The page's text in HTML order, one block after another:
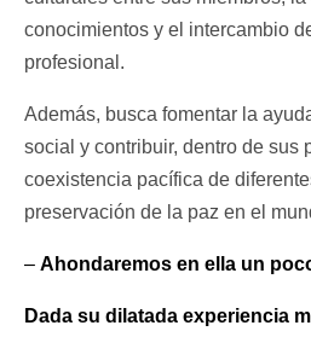
conocimientos y el intercambio
profesional.
Además, busca fomentar la
social y contribuir, dentro de sus
coexistencia pacífica de
preservación de la paz en el
– Ahondaremos en ella un
Dada su dilatada experiencia